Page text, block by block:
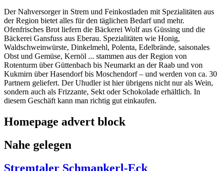
Der Nahversorger in Strem und Feinkostladen mit Spezialitäten aus
der Region bietet alles für den täglichen Bedarf und mehr.
Ofenfrisches Brot liefern die Bäckerei Wolf aus Güssing und die
Bäckerei Gansfuss aus Eberau. Spezialitäten wie Honig,
Waldschweinwürste, Dinkelmehl, Polenta, Edelbrände, saisonales
Obst und Gemüse, Kernöl ... stammen aus der Region von
Rotenturm über Güttenbach bis Neumarkt an der Raab und von
Kukmirn über Hasendorf bis Moschendorf – und werden von ca. 30
Partnern geliefert. Der Uhudler ist hier übrigens nicht nur als Wein,
sondern auch als Frizzante, Sekt oder Schokolade erhältlich. In
diesem Geschäft kann man richtig gut einkaufen.
Homepage advert block
Nahe gelegen
Stremtaler Schmankerl-Eck